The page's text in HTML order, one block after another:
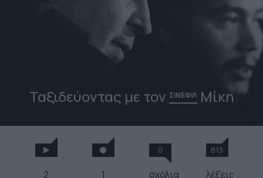
Ταξιδεύοντας με τον ΣΙΝΕΦΙΛΜίκη
2 1
0
σχόλια
813
λέξεις